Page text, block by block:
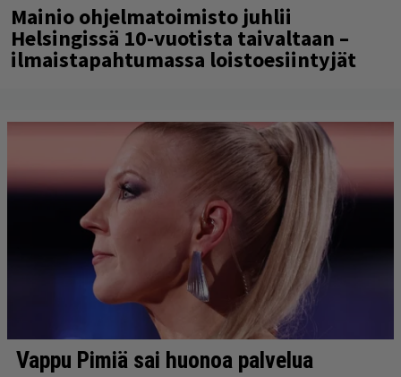
Mainio ohjelmatoimisto juhlii
Helsingissä 10-vuotista taivaltaan –
ilmaistapahtumassa loistoesiintyjät